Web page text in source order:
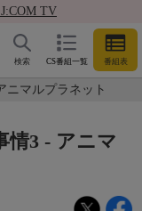
TV
CS番組一覧 番組表
検索
ニマルプラネット
情3 - アニマ